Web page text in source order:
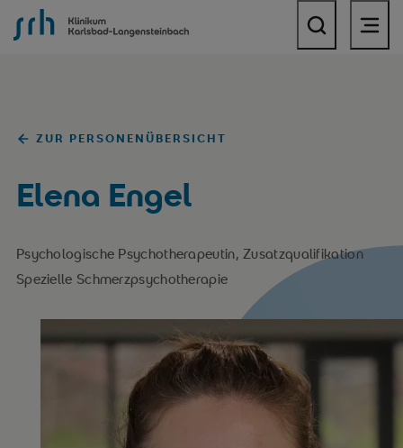
SRH Klinikum Karlsbad-Langensteinbach
ZUR PERSONENÜBERSICHT
Elena Engel
Psychologische Psychotherapeutin, Zusatzqualifikation
Spezielle Schmerzpsychotherapie